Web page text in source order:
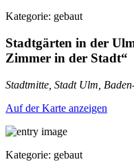
Kategorie: gebaut
Stadtgärten in der
Zimmer in der Stadt“
Stadtmitte, Stadt Ulm,
Auf der Karte anzeigen
Kategorie: gebaut